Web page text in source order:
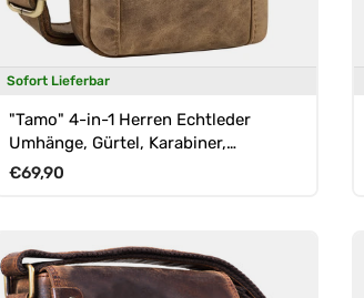
Sofort Lieferbar
"Tamo" 4-in-1 Herren Echtleder
Umhänge, Gürtel, Karabiner,
Brusttasche
Normaler Preis
€69,90